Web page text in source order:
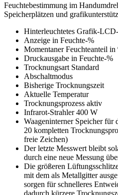
Feuchtebestimmung im
Speicherplätzen und
Hinterleuchtetes Grafik-
Anzeige in Feuchte-%
Momentaner Feuchteanteil in
Druckausgabe in Feuchte-%
Trocknungsart Standard
Abschaltmodus
Bisherige Trocknungszeit
Aktuelle Temperatur
Trocknungsprozess aktiv
Infrarot-Strahler 400 W
Waageninterner Speicher für
20 kompletten
freie Zeichen)
Der letzte Messwert bleibt
durch eine neue Messung
Die größeren
mit dem als Metallgitter
sorgen für schnelleres
dadurch kürzere